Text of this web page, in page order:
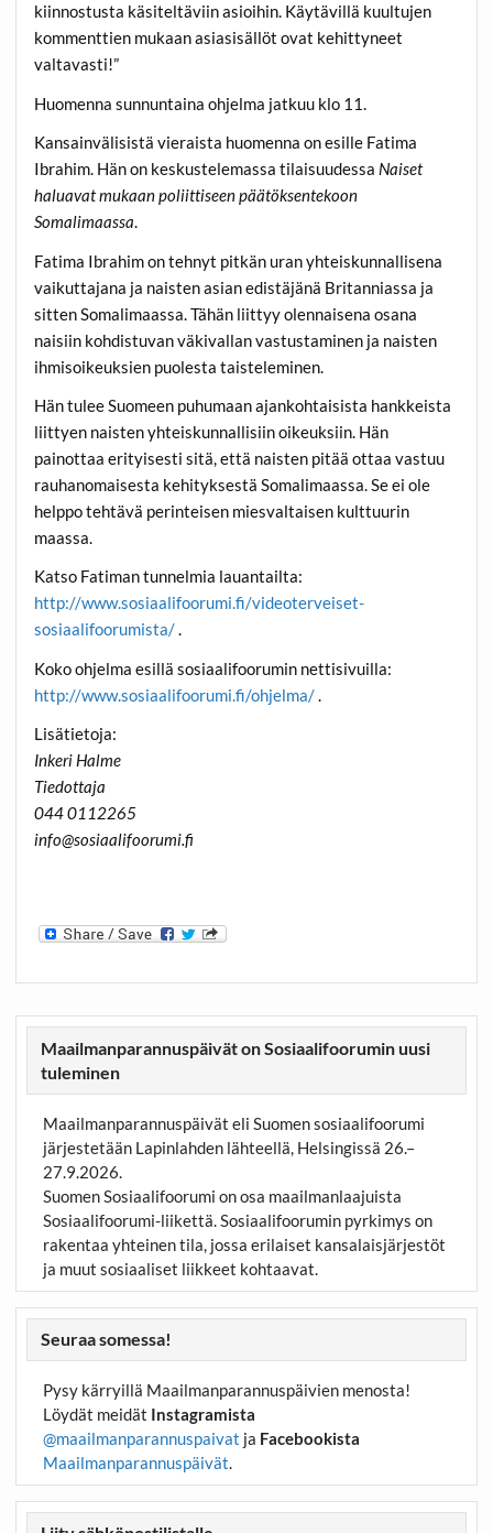
kiinnostusta käsiteltäviin asioihin. Käytävillä kuultujen
kommenttien mukaan asiasisällöt ovat kehittyneet
valtavasti!”
Huomenna sunnuntaina ohjelma jatkuu klo 11.
Kansainvälisistä vieraista huomenna on esille Fatima
Ibrahim. Hän on keskustelemassa tilaisuudessa Naiset
haluavat mukaan poliittiseen päätöksentekoon
Somalimaassa.
Fatima Ibrahimon tehnyt pitkän uran yhteiskunnallisena
vaikuttajana ja naisten asian edistäjänä Britanniassa ja
sitten Somalimaassa. Tähän liittyy olennaisena osana
naisiin kohdistuvan väkivallan vastustaminen ja naisten
ihmisoikeuksien puolesta taisteleminen.
Hän tulee Suomeen puhumaan ajankohtaisista hankkeista
liittyen naisten yhteiskunnallisiin oikeuksiin. Hän
painottaa erityisesti sitä, että naisten pitää ottaa vastuu
rauhanomaisesta kehityksestä Somalimaassa. Se ei ole
helppo tehtävä perinteisen miesvaltaisen kulttuurin
maassa.
Katso Fatiman tunnelmia lauantailta:
http://www.sosiaalifoorumi.fi/videoterveiset-
sosiaalifoorumista/.
Koko ohjelma esillä sosiaalifoorumin nettisivuilla:
http://www.sosiaalifoorumi.fi/ohjelma/.
Lisätietoja:
Inkeri Halme
Tiedottaja
044 0112265
info@sosiaalifoorumi.fi
Maailmanparannuspäivät on Sosiaalifoorumin uusi
tuleminen
Maailmanparannuspäivät eli Suomen sosiaalifoorumi
järjestetään Lapinlahden lähteellä, Helsingissä 26.–
27.9.2026.
Suomen Sosiaalifoorumi on osa maailmanlaajuista
Sosiaalifoorumi-liikettä. Sosiaalifoorumin pyrkimys on
rakentaa yhteinen tila, jossa erilaiset kansalaisjärjestöt
ja muut sosiaaliset liikkeet kohtaavat.
Seuraa somessa!
Pysy kärryillä Maailmanparannuspäivien menosta!
Löydät meidät Instagramista
@maailmanparannuspaivat ja Facebookista
Maailmanparannuspäivät.